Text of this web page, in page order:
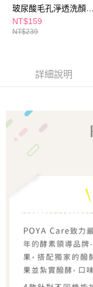
請求用戶進行身份認證。
５．嚴禁一人註冊多個帳
恩沛科技股份有限公司將
每筆NT$80，滿
玻尿酸毛孔淨透洗顏粉
15入
NT$159
NT$239
詳細說明